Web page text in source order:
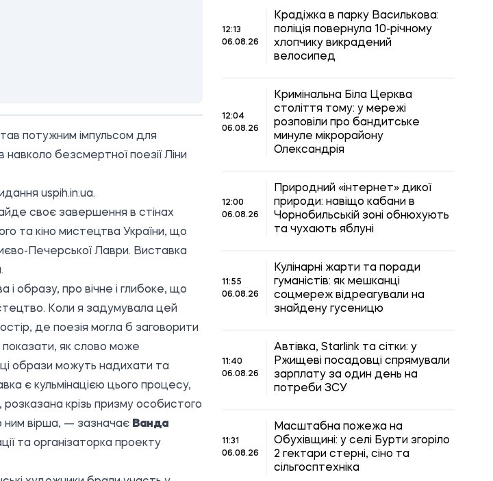
потужним імпульсом для
навколо безсмертної поезії Ліни
uspih.in.ua.
своє завершення в стінах
та кіно мистецтва України, що
Печерської Лаври. Виставка
образу, про вічне і глибоке, що
Коли я задумувала цей
де поезія могла б заговорити
показати, як слово може
образи можуть надихати та
є кульмінацією цього процесу,
крізь призму особистого
ним вірша, — зазначає Ванда
та організаторка проекту
12:13
06.08.26
Крадіжка в парку Василькова:
поліція повернула 10-річному
хлопчику викрадений
велосипед
12:04
06.08.26
Кримінальна Біла Церква
століття тому: у мережі
розповіли про бандитське
минуле мікрорайону
Олександрія
12:00
06.08.26
Природний «інтернет» дикої
природи: навіщо кабани в
Чорнобильській зоні обнюхують
та чухають яблуні
11:55
06.08.26
Кулінарні жарти та поради
гуманістів: як мешканці
соцмереж відреагували на
знайдену гусеницю
11:40
06.08.26
Автівка, Starlink та сітки: у
Ржищеві посадовці спрямували
зарплату за один день на
потреби ЗСУ
11:31
06.08.26
Масштабна пожежа на
Обухівщині: у селі Бурти згоріло
2 гектари стерні, сіно та
сільгосптехніка